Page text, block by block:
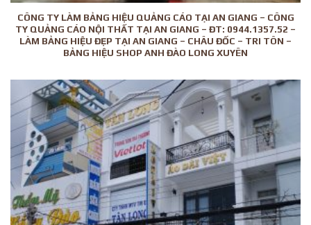
CÔNG TY LÀM BẢNG HIỆU QUẢNG CÁO TẠI AN GIANG – CÔNG
TY QUẢNG CÁO NỘI THẤT TẠI AN GIANG – ĐT: 0944.1357.52 –
LÀM BẢNG HIỆU ĐẸP TẠI AN GIANG – CHÂU ĐỐC – TRI TÔN –
BẢNG HIỆU SHOP ANH ĐÀO LONG XUYÊN